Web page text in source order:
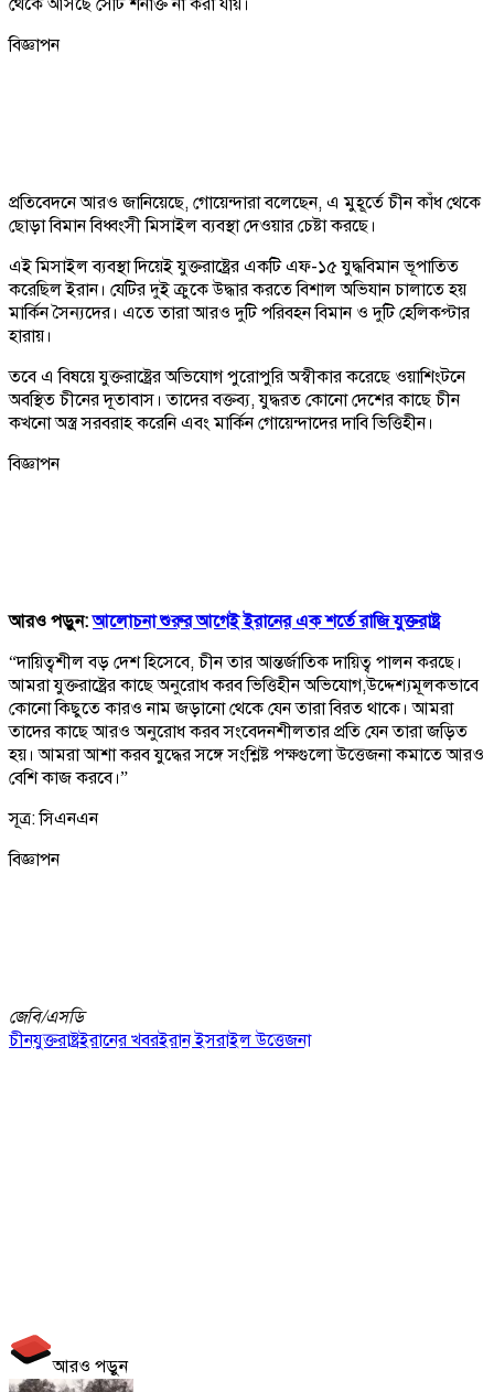
বিজ্ঞাপন
প্রতিবেদনে আরও জানিয়েছে, গোয়েন্দারা বলেছেন, এ মুহূর্তে চীন কাঁধ থেকে
ছোড়া বিমান বিধ্বংসী মিসাইল ব্যবস্থা দেওয়ার চেষ্টা করছে।
এই মিসাইল ব্যবস্থা দিয়েই যুক্তরাষ্ট্রের একটি এফ-১৫ যুদ্ধবিমান ভূপাতিত
করেছিল ইরান। যেটির দুই ক্রুকে উদ্ধার করতে বিশাল অভিযান চালাতে হয়
মার্কিন সৈন্যদের। এতে তারা আরও দুটি পরিবহন বিমান ও দুটি হেলিকপ্টার
হারায়।
তবে এ বিষয়ে যুক্তরাষ্ট্রের অভিযোগ পুরোপুরি অস্বীকার করেছে ওয়াশিংটনে
অবস্থিত চীনের দূতাবাস। তাদের বক্তব্য, যুদ্ধরত কোনো দেশের কাছে চীন
কখনো অস্ত্র সরবরাহ করেনি এবং মার্কিন গোয়েন্দাদের দাবি ভিত্তিহীন।
বিজ্ঞাপন
আরও পড়ুন:আলোচনা শুরুর আগেই ইরানের এক শর্তে রাজি যুক্তরাষ্ট্র
“দায়িত্বশীল বড় দেশ হিসেবে, চীন তার আন্তর্জাতিক দায়িত্ব পালন করছে।
আমরা যুক্তরাষ্ট্রের কাছে অনুরোধ করব ভিত্তিহীন অভিযোগ,উদ্দেশ্যমূলকভাবে
কোনো কিছুতে কারও নাম জড়ানো থেকে যেন তারা বিরত থাকে। আমরা
তাদের কাছে আরও অনুরোধ করব সংবেদনশীলতার প্রতি যেন তারা জড়িত
হয়। আমরা আশা করব যুদ্ধের সঙ্গে সংশ্লিষ্ট পক্ষগুলো উত্তেজনা কমাতে আরও
বেশি কাজ করবে।”
সূত্র: সিএনএন
বিজ্ঞাপন
জেবি/এসডি
চীনযুক্তরাষ্ট্রইরানের খবরইরান ইসরাইল উত্তেজনা
আরও পড়ুন